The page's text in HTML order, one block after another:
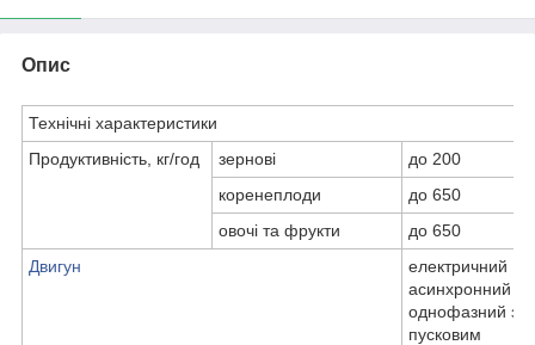
Опис
Технічні характеристики
Продуктивність, кг/год
зернові
до 200
коренеплоди
до 650
овочі та фрукти
до 650
Двигун
електричний
асинхронний
однофазний з
пусковим